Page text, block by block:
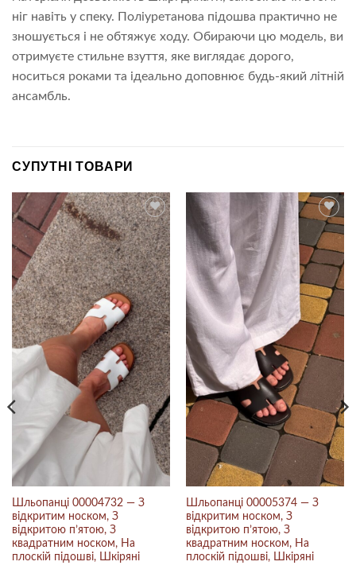
ніг навіть у спеку. Поліуретанова підошва практично не
зношується і не обтяжує ходу. Обираючи цю модель, ви
отримуєте стильне взуття, яке виглядає дорого,
носиться роками та ідеально доповнює будь-який літній
ансамбль.
СУПУТНІ ТОВАРИ
Шльопанці 00004732 — З
відкритим носком, З
відкритою п’ятою, З
квадратним носком, На
плоскій підошві, Шкіряні
Шльопанці 00005374 — З
відкритим носком, З
відкритою п’ятою, З
квадратним носком, На
плоскій підошві, Шкіряні